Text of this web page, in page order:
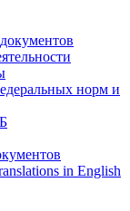
норм и
in English